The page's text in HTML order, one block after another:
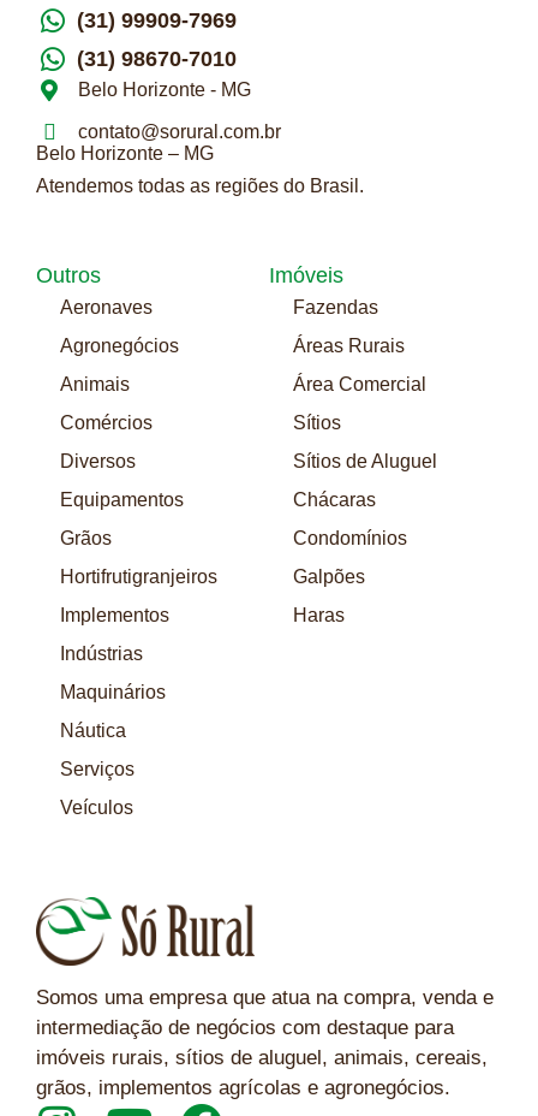
Somos uma empresa que atua na compra, venda e
intermediação de negócios com destaque para
imóveis rurais, sítios de aluguel, animais, cereais,
grãos, implementos agrícolas e agronegócios.
Imóveis
Fazendas
Áreas Rurais
Área Comercial
Sítios
Sítios de Aluguel
Chácaras
Condomínios
Galpões
Haras
Outros
Aeronaves
Agronegócios
Animais
Comércios
Diversos
Equipamentos
Grãos
Hortifrutigranjeiros
Implementos
Indústrias
Maquinários
Náutica
Serviços
Veículos
(31) 99909-7969
(31) 98670-7010
Belo Horizonte - MG
contato@sorural.com.br
Belo Horizonte – MG
Atendemos todas as regiões do Brasil.